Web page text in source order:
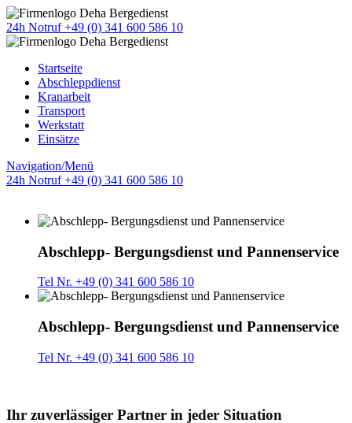
24h Notruf +49 (0) 341 600 586 10
Startseite
Abschleppdienst
Kranarbeit
Transport
Werkstatt
Einsätze
Navigation/Menü
24h Notruf +49 (0) 341 600 586 10
Abschlepp- Bergungsdienst und Pannenservice
Tel Nr. +49 (0) 341 600 586 10
Abschlepp- Bergungsdienst und Pannenservice
Tel Nr. +49 (0) 341 600 586 10
Ihr zuverlässiger Partner in jeder Situation